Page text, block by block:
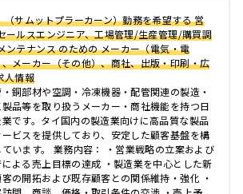
（サムットプラーカーン）勤務を希望する 営
ールスエンジニア、工場管理/生産管理/購買調
ンテナンス のための メーカー（電気・電
メーカー（その他）、商社、出版・印刷・広
人情報
銅部材や空調・冷凍機器・配管関連の製造・
品等を取り扱うメーカー・商社機能を持つ日
です。タイ国内の製造業向けに高品質な製品
ービスを提供しており、安定した顧客基盤を構
います。 業務内容： ・営業戦略の立案および
による売上目標の達成 ・製造業を中心とした新
の開拓および既存顧客との関係維持・強化 ・